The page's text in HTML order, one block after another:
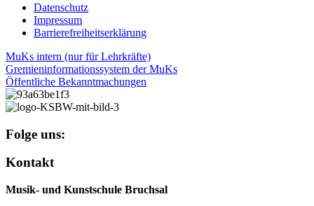
Datenschutz
Impressum
Barrierefreiheitserklärung
MuKs intern (nur für Lehrkräfte)
Gremieninformationssystem der MuKs
Öffentliche Bekanntmachungen
Folge uns:
Kontakt
Musik- und Kunstschule Bruchsal